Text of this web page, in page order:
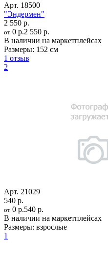
Арт. 18500
"Эндермен"
2 550 р.
от 0 р.2 550 р.
В наличии на маркетплейсах
Размеры: 152 см
1 отзыв
2
Арт. 21029
540 р.
от 0 р.540 р.
В наличии на маркетплейсах
Размеры: взрослые
1